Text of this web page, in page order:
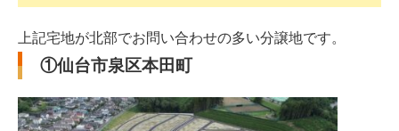
上記宅地が北部でお問い合わせの多い分譲地です。
①仙台市泉区本田町